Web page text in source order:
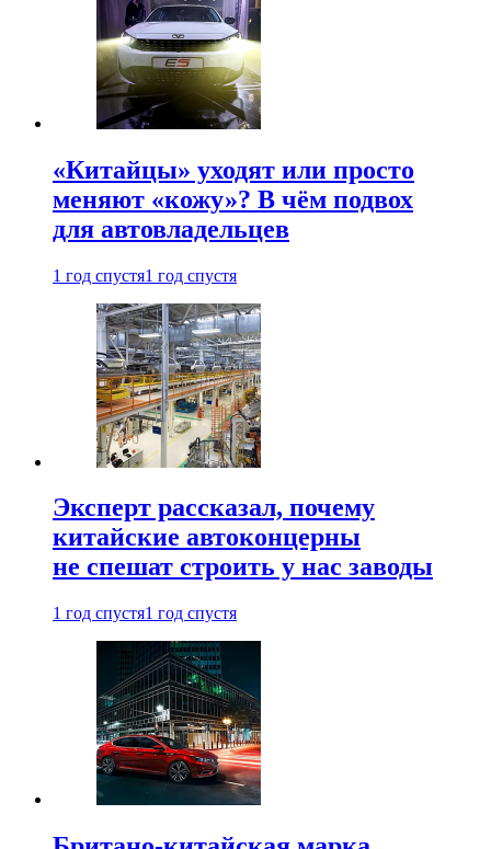
«Китайцы» уходят или просто
меняют «кожу»? В чём подвох
для автовладельцев
1 год спустя1 год спустя
Эксперт рассказал, почему
китайские автоконцерны
не спешат строить у нас заводы
1 год спустя1 год спустя